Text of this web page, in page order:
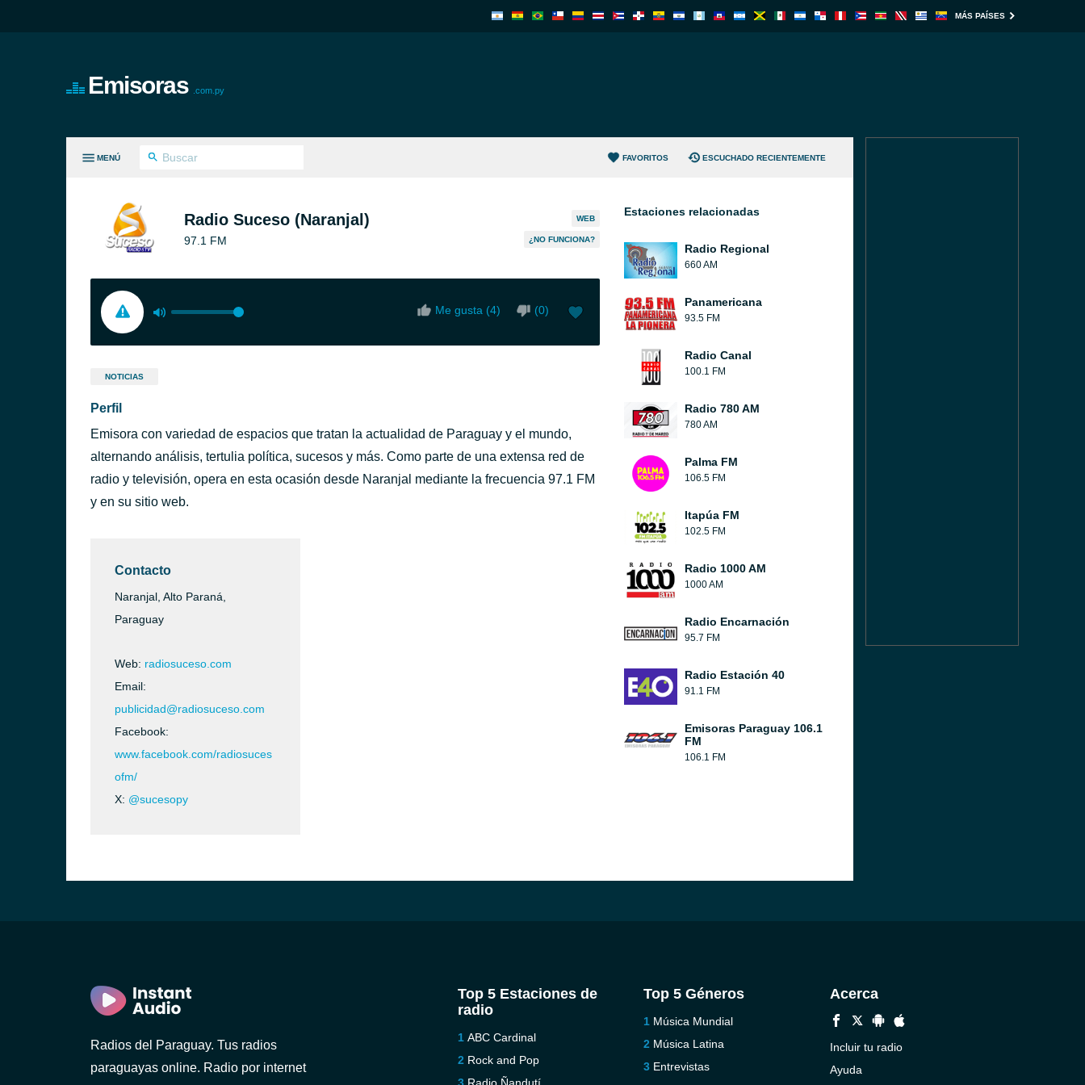
MÁS PAÍSES
Emisoras .com.py
MENÚ FAVORITOS ESCUCHADO RECIENTEMENTE
Radio Suceso (Naranjal)
97.1 FM
WEB
¿NO FUNCIONA?
Me gusta (4) (0)
NOTICIAS
Perfil
Emisora con variedad de espacios que tratan la actualidad de Paraguay y el mundo,
alternando análisis, tertulia política, sucesos y más. Como parte de una extensa red de
radio y televisión, opera en esta ocasión desde Naranjal mediante la frecuencia 97.1 FM
y en su sitio web.
Contacto
Naranjal, Alto Paraná,
Paraguay
Web: radiosuceso.com
Email:
publicidad@radiosuceso.com
Facebook:
www.facebook.com/radiosuces
ofm/
X: @sucesopy
Estaciones relacionadas
Radio Regional
660 AM
Panamericana
93.5 FM
Radio Canal
100.1 FM
Radio 780 AM
780 AM
Palma FM
106.5 FM
Itapúa FM
102.5 FM
Radio 1000 AM
1000 AM
Radio Encarnación
95.7 FM
Radio Estación 40
91.1 FM
Emisoras Paraguay 106.1
FM
106.1 FM
Radios del Paraguay. Tus radios
paraguayas online. Radio por internet
Top 5 Estaciones de
radio
ABC Cardinal
Rock and Pop
Top 5 Géneros
Música Mundial
Música Latina
Entrevistas
Acerca
Incluir tu radio
Ayuda